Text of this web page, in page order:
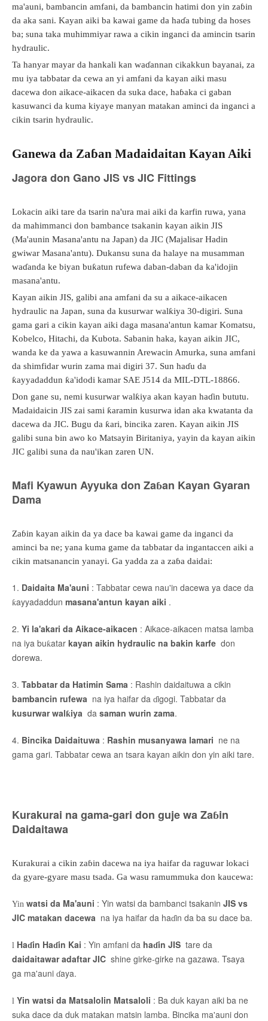
ma'auni, bambancin amfani, da bambancin hatimi don yin zaɓin
da aka sani. Kayan aiki ba kawai game da haɗa tubing da hoses
ba; suna taka muhimmiyar rawa a cikin inganci da amincin tsarin
hydraulic.
Ta hanyar mayar da hankali kan waɗannan cikakkun bayanai, za
mu iya tabbatar da cewa an yi amfani da kayan aiki masu
dacewa don aikace-aikacen da suka dace, haɓaka ci gaban
kasuwanci da kuma kiyaye manyan matakan aminci da inganci a
cikin tsarin hydraulic.
Ganewa da Zaɓan Madaidaitan Kayan Aiki
Jagora don Gano JIS vs JIC Fittings
Lokacin aiki tare da tsarin na'ura mai aiki da karfin ruwa, yana
da mahimmanci don bambance tsakanin kayan aikin JIS
(Ma'aunin Masana'antu na Japan) da JIC (Majalisar Hadin
gwiwar Masana'antu). Dukansu suna da halaye na musamman
waɗanda ke biyan buƙatun rufewa daban-daban da ka'idojin
masana'antu.
Kayan aikin JIS, galibi ana amfani da su a aikace-aikacen
hydraulic na Japan, suna da kusurwar walƙiya 30-digiri. Suna
gama gari a cikin kayan aiki daga masana'antun kamar Komatsu,
Kobelco, Hitachi, da Kubota. Sabanin haka, kayan aikin JIC,
wanda ke da yawa a kasuwannin Arewacin Amurka, suna amfani
da shimfidar wurin zama mai digiri 37. Sun haɗu da
ƙayyadaddun ƙa'idodi kamar SAE J514 da MIL-DTL-18866.
Don gane su, nemi kusurwar walƙiya akan kayan haɗin bututu.
Madaidaicin JIS zai sami ƙaramin kusurwa idan aka kwatanta da
dacewa da JIC. Bugu da ƙari, bincika zaren. Kayan aikin JIS
galibi suna bin awo ko Matsayin Biritaniya, yayin da kayan aikin
JIC galibi suna da nau'ikan zaren UN.
Mafi Kyawun Ayyuka don Zaɓan Kayan Gyaran
Dama
Zaɓin kayan aikin da ya dace ba kawai game da inganci da
aminci ba ne; yana kuma game da tabbatar da ingantaccen aiki a
cikin matsanancin yanayi. Ga yadda za a zaɓa daidai:
1. Daidaita Ma'auni : Tabbatar cewa nau'in dacewa ya dace da
ƙayyadaddun masana'antun kayan aiki .
2. Yi la'akari da Aikace-aikacen : Aikace-aikacen matsa lamba
na iya buƙatar kayan aikin hydraulic na bakin karfe don
dorewa.
3. Tabbatar da Hatimin Sama : Rashin daidaituwa a cikin
bambancin rufewa na iya haifar da ɗigogi. Tabbatar da
kusurwar walƙiya da saman wurin zama.
4. Bincika Daidaituwa : Rashin musanyawa lamari ne na
gama gari. Tabbatar cewa an tsara kayan aikin don yin aiki tare.
Kurakurai na gama-gari don guje wa Zaɓin
Daidaitawa
Kurakurai a cikin zaɓin dacewa na iya haifar da raguwar lokaci
da gyare-gyare masu tsada. Ga wasu ramummuka don kaucewa:
Yin watsi da Ma'auni : Yin watsi da bambanci tsakanin JIS vs
JIC matakan dacewa na iya haifar da haɗin da ba su dace ba.
l Haɗin Haɗin Kai : Yin amfani da haɗin JIS tare da
daidaitawar adaftar JIC shine girke-girke na gazawa. Tsaya
ga ma'auni ɗaya.
l Yin watsi da Matsalolin Matsaloli : Ba duk kayan aiki ba ne
suka dace da duk matakan matsin lamba. Bincika ma'auni don